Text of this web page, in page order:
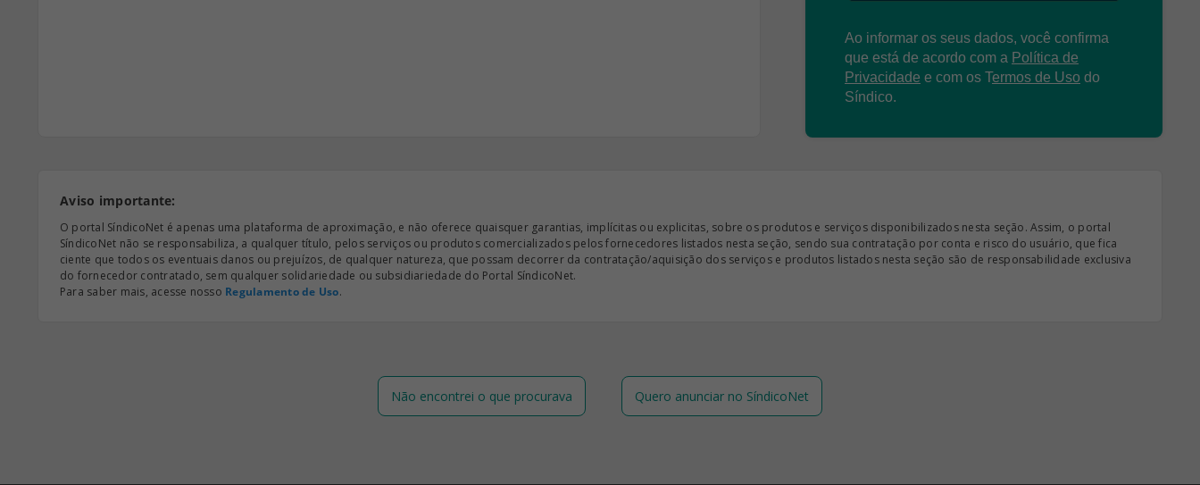
Ao informar os seus dados, você confirma
que está de acordo com a Política de
Privacidade e com os Termos de Uso do
Síndico.
Aviso importante:
O portal SíndicoNet é apenas uma plataforma de aproximação, e não oferece quaisquer garantias, implícitas ou explicitas, sobre os produtos e serviços disponibilizados nesta seção. Assim, o portal
SíndicoNet não se responsabiliza, a qualquer título, pelos serviços ou produtos comercializados pelos fornecedores listados nesta seção, sendo sua contratação por conta e risco do usuário, que fica
ciente que todos os eventuais danos ou prejuízos, de qualquer natureza, que possam decorrer da contratação/aquisição dos serviços e produtos listados nesta seção são de responsabilidade exclusiva
do fornecedor contratado, sem qualquer solidariedade ou subsidiariedade do Portal SíndicoNet.
Para saber mais, acesse nosso Regulamento de Uso.
Não encontrei o que procurava Quero anunciar no SíndicoNet